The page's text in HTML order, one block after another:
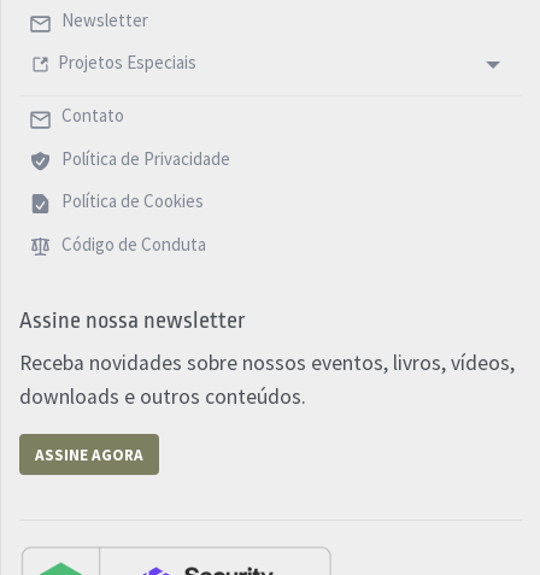
Newsletter
Projetos Especiais
Contato
Política de Privacidade
Política de Cookies
Código de Conduta
Assine nossa newsletter
Receba novidades sobre nossos eventos, livros, vídeos,
downloads e outros conteúdos.
ASSINE AGORA